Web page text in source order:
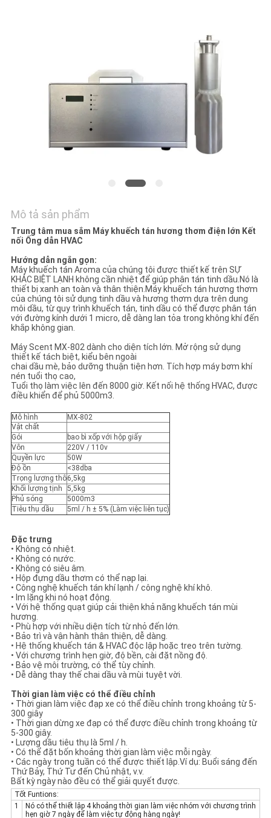
SHOPPING
ONLINE
ĐỒ
TRANG
WEB
PRIVACY
POLICY
Mô tả sản phẩm
Trung tâm mua sắm Máy khuếch tán hương thơm điện lớn Kết
nối Ống dẫn HVAC
Hướng dẫn ngắn gọn:
Máy khuếch tán Aroma của chúng tôi được thiết kế trên SỰ
KHÁC BIỆT LẠNH không cần nhiệt để giúp phân tán tinh dầu.Nó là
thiết bị xanh an toàn và thân thiện.Máy khuếch tán hương thơm
của chúng tôi sử dụng tinh dầu và hương thơm dựa trên dung
môi dầu, từ quy trình khuếch tán, tinh dầu có thể được phân tán
với đường kính dưới 1 micro, dễ dàng lan tỏa trong không khí đến
khắp không gian.
Máy Scent MX-802 dành cho diện tích lớn. Mở rộng sử dụng
thiết kế tách biệt, kiểu bên ngoài
chai dầu mè, bảo dưỡng thuận tiện hơn. Tích hợp máy bơm khí
nén tuổi thọ cao,
Tuổi thọ làm việc lên đến 8000 giờ. Kết nối hệ thống HVAC, được
điều khiển để phủ 5000m3.
Mô hình
MX-802
Vật chất
Gói
bao bì xốp với hộp giấy
Vôn
220V / 110v
Quyền lực
50W
Độ ồn
<38dba
Trọng lượng thô6,5kg
Khối lượng tịnh
5,5kg
Phủ sóng
5000m3
Tiêu thụ dầu
5ml / h ± 5% (Làm việc liên tục)
Đặc trưng
• Không có nhiệt.
• Không có nước.
• Không có siêu âm.
• Hộp đựng dầu thơm có thể nạp lại.
• Công nghệ khuếch tán khí lạnh / công nghệ khí khô.
• Im lặng khi nó hoạt động.
• Với hệ thống quạt giúp cải thiện khả năng khuếch tán mùi
hương.
• Phù hợp với nhiều diện tích từ nhỏ đến lớn.
• Bảo trì và vận hành thân thiện, dễ dàng.
• Hệ thống khuếch tán & HVAC độc lập hoặc treo trên tường.
• Với chương trình hẹn giờ, độ bền, cài đặt nồng độ.
• Bảo vệ môi trường, có thể tùy chỉnh.
• Dễ dàng thay thế chai dầu và mùi tuyệt vời.
Thời gian làm việc có thể điều chỉnh
• Thời gian làm việc đạp xe có thể điều chỉnh trong khoảng từ 5-
300 giây
• Thời gian dừng xe đạp có thể được điều chỉnh trong khoảng từ
5-300 giây.
• Lượng dầu tiêu thụ là 5ml / h.
• Có thể đặt bốn khoảng thời gian làm việc mỗi ngày.
• Các ngày trong tuần có thể được thiết lập.Ví dụ: Buổi sáng đến
Thứ Bảy, Thứ Tư đến Chủ nhật, v.v.
Bất kỳ ngày nào đều có thể giải quyết được.
Tốt Funtions:
1
Nó có thể thiết lập 4 khoảng thời gian làm việc nhóm với chương trình
hẹn giờ 7 ngày để làm việc tự động hàng ngày!